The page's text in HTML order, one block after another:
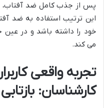
پس از جذب کامل ضد آفتاب،
این ترتیب استفاده به ضد
خود را داشته باشد و در
می کند.
تجربه واقعی
کارشناسان: